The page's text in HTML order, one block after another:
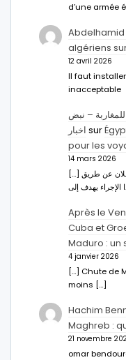
d’une armée
Abdelhamid
algériens
12 avril 2026
Il faut
inacceptable
– نبض
اخبار sur
pour les
14 mars 2026
[…] الإعلان عن طريق Ahmed Abdel-Latifسفير مصر بالرباط.
Après le
Cuba et
Maduro : un
4 janvier 2026
[…] Chute de
moins […]
Hachim
Maghreb :
21 novembre
omar